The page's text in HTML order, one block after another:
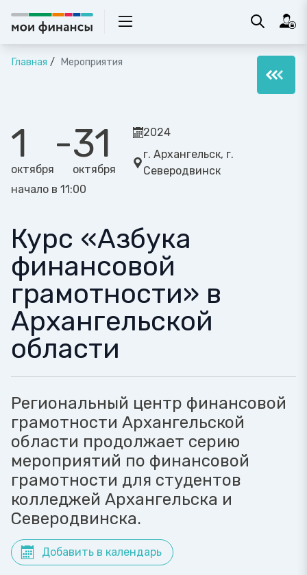
Главная Мероприятия
1
октября
-31
октября
начало в 11:00
2024
г. Архангельск, г.
Северодвинск
Курс «Азбука
финансовой
грамотности» в
Архангельской
области
Региональный центр финансовой
грамотности Архангельской
области продолжает серию
мероприятий по финансовой
грамотности для студентов
колледжей Архангельска и
Северодвинска.
Добавить в календарь